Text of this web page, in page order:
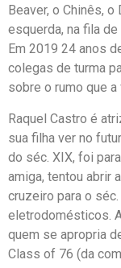
Beaver, o Chinês,
esquerda, na fila
Em 2019 24 anos
colegas de turma
sobre o rumo que
Raquel Castro é
sua filha ver no
do séc. XIX, foi
amiga, tentou abrir
cruzeiro para o
eletrodomésticos.
quem se apropria
Class of 76 (da